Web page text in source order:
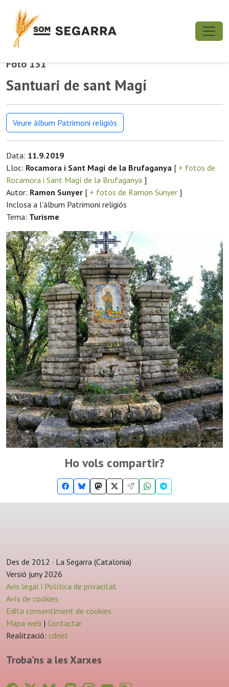
Foto 131
Santuari de sant Magí
Veure àlbum Patrimoni religiós
Data: 11.9.2019
Lloc: Rocamora i Sant Magí de la Brufaganya [ + fotos de
Rocamora i Sant Magí de la Brufaganya ]
Autor: Ramon Sunyer [ + fotos de Ramon Sunyer ]
Inclosa a l'àlbum Patrimoni religiós
Tema: Turisme
Ho vols compartir?
Des de 2012 · La Segarra (Catalonia)
Versió juny 2026
Avis legal i Política de privacitat
Avís de cookies
Edita consentiment de cookies
Mapa web | Contactar
Realització: cdnet
Troba'ns a les Xarxes